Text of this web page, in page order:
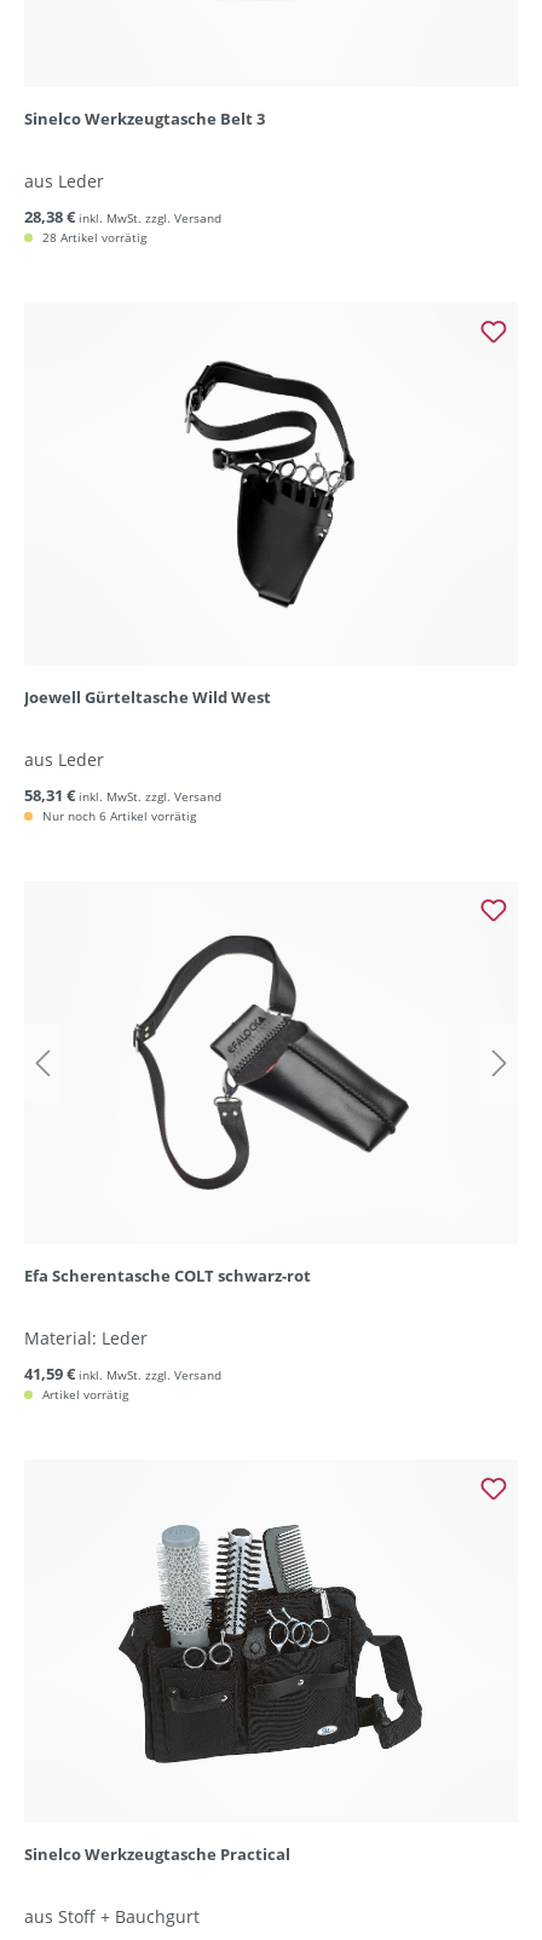
Sinelco Werkzeugtasche Belt 3
aus Leder
28,38 € inkl. MwSt. zzgl. Versand
28 Artikel vorrätig
Joewell Gürteltasche Wild West
aus Leder
58,31 € inkl. MwSt. zzgl. Versand
Nur noch 6 Artikel vorrätig
Efa Scherentasche COLT schwarz-rot
Material: Leder
41,59 € inkl. MwSt. zzgl. Versand
Artikel vorrätig
Sinelco Werkzeugtasche Practical
aus Stoff + Bauchgurt